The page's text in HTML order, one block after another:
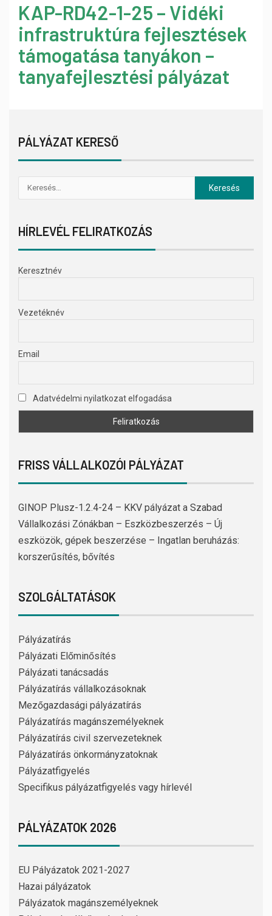
KAP-RD42-1-25 – Vidéki
infrastruktúra fejlesztések
támogatása tanyákon –
tanyafejlesztési pályázat
PÁLYÁZAT KERESŐ
HÍRLEVÉL FELIRATKOZÁS
Keresztnév
Vezetéknév
Email
Adatvédelmi nyilatkozat elfogadása
FRISS VÁLLALKOZÓI PÁLYÁZAT
GINOP Plusz-1.2.4-24 – KKV pályázat a Szabad
Vállalkozási Zónákban – Eszközbeszerzés – Új
eszközök, gépek beszerzése – Ingatlan beruházás:
korszerűsítés, bővítés
SZOLGÁLTATÁSOK
Pályázatírás
Pályázati Előminősítés
Pályázati tanácsadás
Pályázatírás vállalkozásoknak
Mezőgazdasági pályázatírás
Pályázatírás magánszemélyeknek
Pályázatírás civil szervezeteknek
Pályázatírás önkormányzatoknak
Pályázatfigyelés
Specifikus pályázatfigyelés vagy hírlevél
PÁLYÁZATOK 2026
EU Pályázatok 2021-2027
Hazai pályázatok
Pályázatok magánszemélyeknek